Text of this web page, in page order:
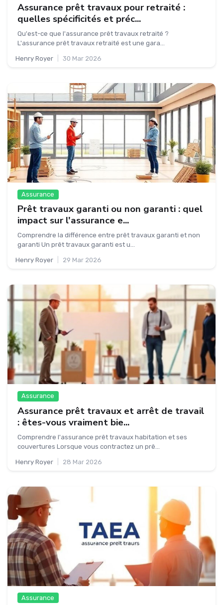
Assurance prêt travaux pour retraité :
quelles spécificités et préc...
Qu'est-ce que l'assurance prêt travaux retraité ?
L'assurance prêt travaux retraité est une gara...
Henry Royer 30 Mar 2026
Assurance
Prêt travaux garanti ou non garanti : quel
impact sur l'assurance e...
Comprendre la différence entre prêt travaux garanti et non
garanti Un prêt travaux garanti est u...
Henry Royer 29 Mar 2026
Assurance
Assurance prêt travaux et arrêt de travail
: êtes-vous vraiment bie...
Comprendre l'assurance prêt travaux habitation et ses
couvertures Lorsque vous contractez un prê...
Henry Royer 28 Mar 2026
Assurance